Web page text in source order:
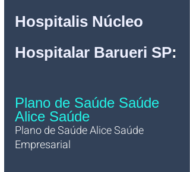
Hospitalis Núcleo
Hospitalar Barueri SP:
Plano de Saúde Saúde
Alice Saúde
Plano de Saúde Alice Saúde
Empresarial